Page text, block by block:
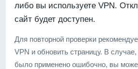
либо вы используете VPN.
сайт будет доступен.
Для повторной проверки
VPN и обновить страницу. В
было применено ошибочно, вы